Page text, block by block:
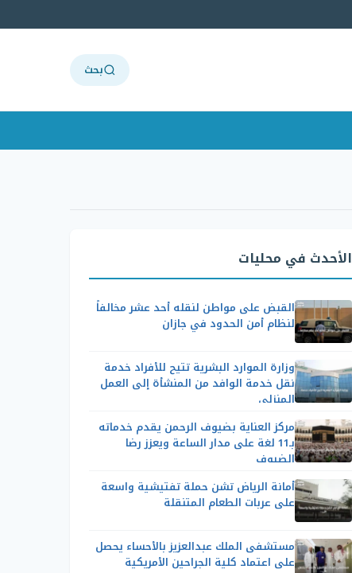
بحث
الأحدث في محليات
القبض على مواطن لنقله أحد عشر مخالفاً
لنظام أمن الحدود في جازان
وزارة الموارد البشرية تتيح للأفراد خدمة
نقل خدمة الوافد من المنشأة إلى العمل
المنزلي
مركز العناية بضيوف الرحمن يقدم خدماته
بـ11 لغة على مدار الساعة ويعزز رضا
الضيوف
أمانة الرياض تشن حملة تفتيشية واسعة
على عربات الطعام المتنقلة
مستشفى الملك عبدالعزيز بالأحساء يحصل
على اعتماد كلية الجراحين الأمريكية